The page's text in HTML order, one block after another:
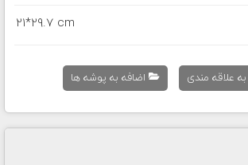
21*29.7 cm
علاقه مندی اضافه به پوشه ها